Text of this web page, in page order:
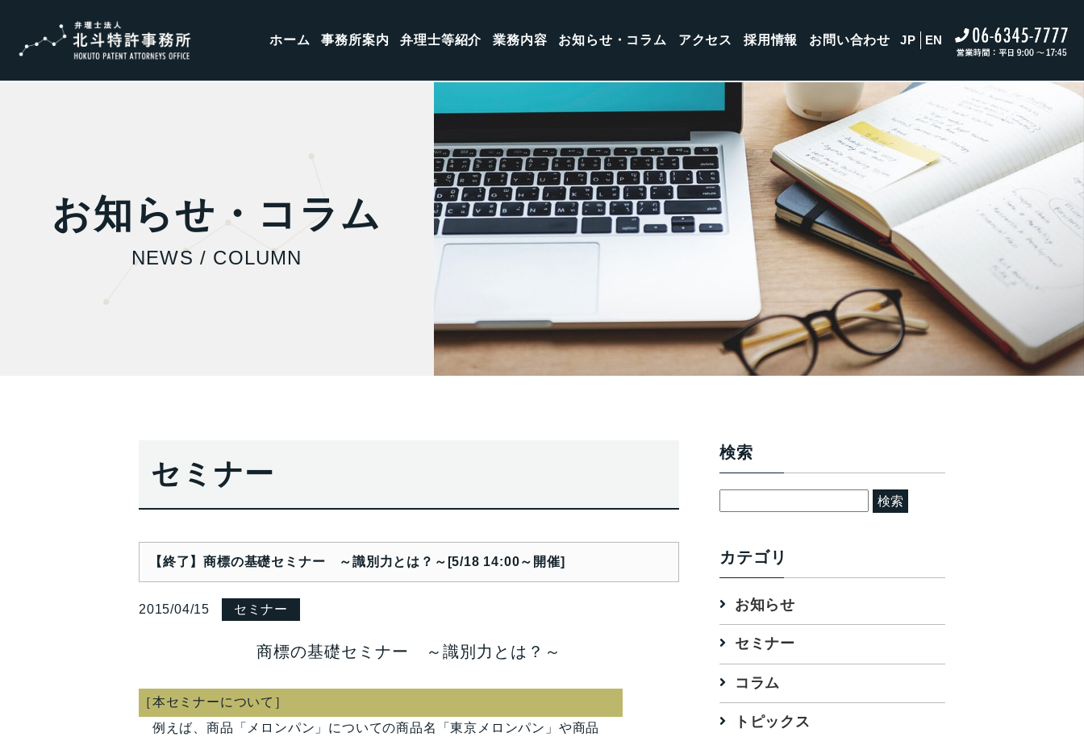
ホーム 事務所案内 弁理士等紹介 業務内容 お知らせ・コラム アクセス 採用情報 お問い合わせ JP EN
お知らせ・コラム
NEWS / COLUMN
セミナー
【終了】商標の基礎セミナー ～識別力とは？～[5/18 14:00～開催]
2015/04/15 セミナー
商標の基礎セミナー ～識別力とは？～
［本セミナーについて］
例えば、商品「メロンパン」についての商品名「東京メロンパン」や商品
検索
カテゴリ
お知らせ
セミナー
コラム
トピックス